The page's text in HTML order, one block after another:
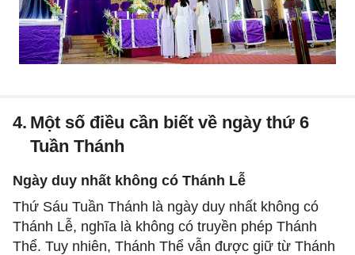
Một số điều cần biết về ngày thứ 6
Tuần Thánh
4.
Ngày duy nhất không có Thánh Lễ
Thứ Sáu Tuần Thánh là ngày duy nhất không có
Thánh Lễ, nghĩa là không có truyền phép Thánh
Thể. Tuy nhiên, Thánh Thể vẫn được giữ từ Thánh